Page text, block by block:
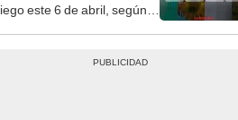
este 6 de abril, según